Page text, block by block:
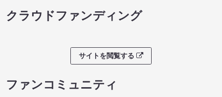
クラウドファンディング
サイトを閲覧する
ファンコミュニティ